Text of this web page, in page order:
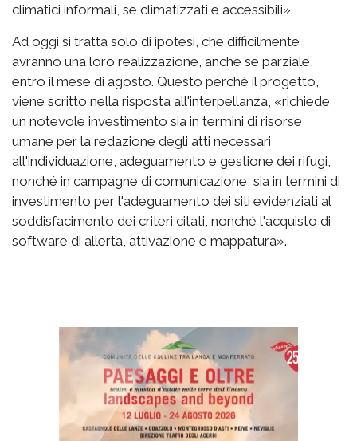
climatici informali, se climatizzati e accessibili».
Ad oggi si tratta solo di ipotesi, che difficilmente
avranno una loro realizzazione, anche se parziale,
entro il mese di agosto. Questo perché il progetto,
viene scritto nella risposta all'interpellanza, «richiede
un notevole investimento sia in termini di risorse
umane per la redazione degli atti necessari
all'individuazione, adeguamento e gestione dei rifugi,
nonché in campagne di comunicazione, sia in termini di
investimento per l'adeguamento dei siti evidenziati al
soddisfacimento dei criteri citati, nonché l'acquisto di
software di allerta, attivazione e mappatura».